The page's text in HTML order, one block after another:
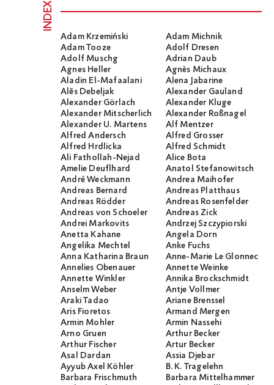
INDEX
Adam Krzemiński
Adam Michnik
Adam Tooze
Adolf Dresen
Adolf Muschg
Adrian Daub
Agnes Heller
Agnès Michaux
Aladin El-Mafaalani
Alena Jabarine
Alĕs Debeljak
Alexander Gauland
Alexander Görlach
Alexander Kluge
Alexander Mitscherlich
Alexander Roßnagel
Alexander U. Martens
Alf Mentzer
Alfred Andersch
Alfred Grosser
Alfred Hrdlicka
Alfred Schmidt
Ali Fathollah-Nejad
Alice Bota
Amelie Deuflhard
Anatol Stefanowitsch
André Weckmann
Andrea Maihofer
Andreas Bernard
Andreas Platthaus
Andreas Rödder
Andreas Rosenfelder
Andreas von Schoeler
Andreas Zick
Andrei Markovits
Andrzej Szczypiorski
Anetta Kahane
Angela Dorn
Angelika Mechtel
Anke Fuchs
Anna Katharina Braun
Anne-Marie Le Glonnec
Annelies Obenauer
Annette Weinke
Annette Winkler
Annika Brockschmidt
Anselm Weber
Antje Vollmer
Araki Tadao
Ariane Brenssel
Aris Fioretos
Armand Mergen
Armin Mohler
Armin Nassehi
Arno Gruen
Arthur Becker
Arthur Fischer
Artur Becker
Asal Dardan
Assia Djebar
Ayyub Axel Köhler
B. K. Tragelehn
Barbara Frischmuth
Barbara Mittelhammer